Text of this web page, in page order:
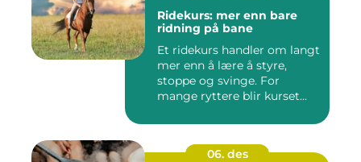
Ridekurs: mer enn bare
ridning på bane
Et ridekurs handler om langt
mer enn å lære å styre,
stoppe og svinge. For
mange ryttere blir kurset...
06. des